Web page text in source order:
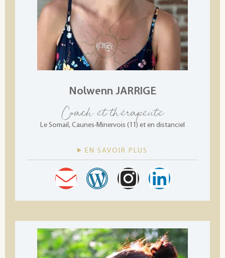
Nolwenn JARRIGE
Coach et thérapeute
Le Somail, Caunes-Minervois (11) et en distanciel
EN SAVOIR PLUS